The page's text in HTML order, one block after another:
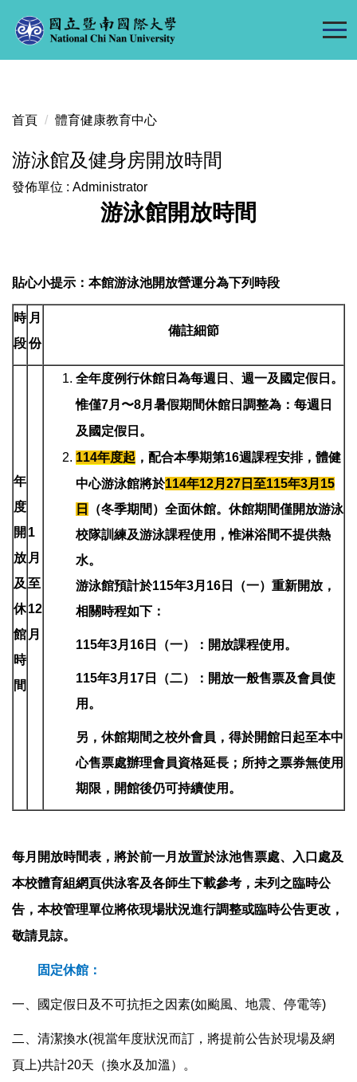
到
區
首頁 體育健康教育中心
游泳館及健身房開放時間
發佈單位 : Administrator
游泳館開放時間
貼心小提示：本館游泳池開放營運分為下列時段
時
段
月
份
備註細節
年
度
開
放
及
休
館
時
間
1
月
至
12
月
全年度例行休館日為每週日、週一及國定假日。
惟僅7月〜8月暑假期間休館日調整為：每週日
及國定假日。
114年度起 ， 配合本學期第16週課程安排，體健
中心游泳館將於114年12月27日至115年3月15
日
（冬季期間）全面休館。休館期間僅開放游泳
校隊訓練及游泳課程使用，惟淋浴間不提供熱
水。
游泳館預計於115年3月16日（一）重新開放，
相關時程如下：
115年3月16日（一）：開放課程使用。
115年3月17日（二）：開放一般售票及會員使
用。
另，休館期間之校外會員，得於開館日起至本中
心售票處辦理會員資格延長；所持之票券無使用
期限，開館後仍可持續使用。
每月開放時間表，將於前一月放置於泳池售票處、入口處及
本校體育組網頁供泳客及各師生下載參考，未列之臨時公
告，本校管理單位將依現場狀況進行調整或臨時公告更改，
敬請見諒。
固定休館：
一、國定假日及不可抗拒之因素(如颱風、地震、停電等)
二、清潔換水(視當年度狀況而訂，將提前公告於現場及網
頁上)共計20天（換水及加溫）。